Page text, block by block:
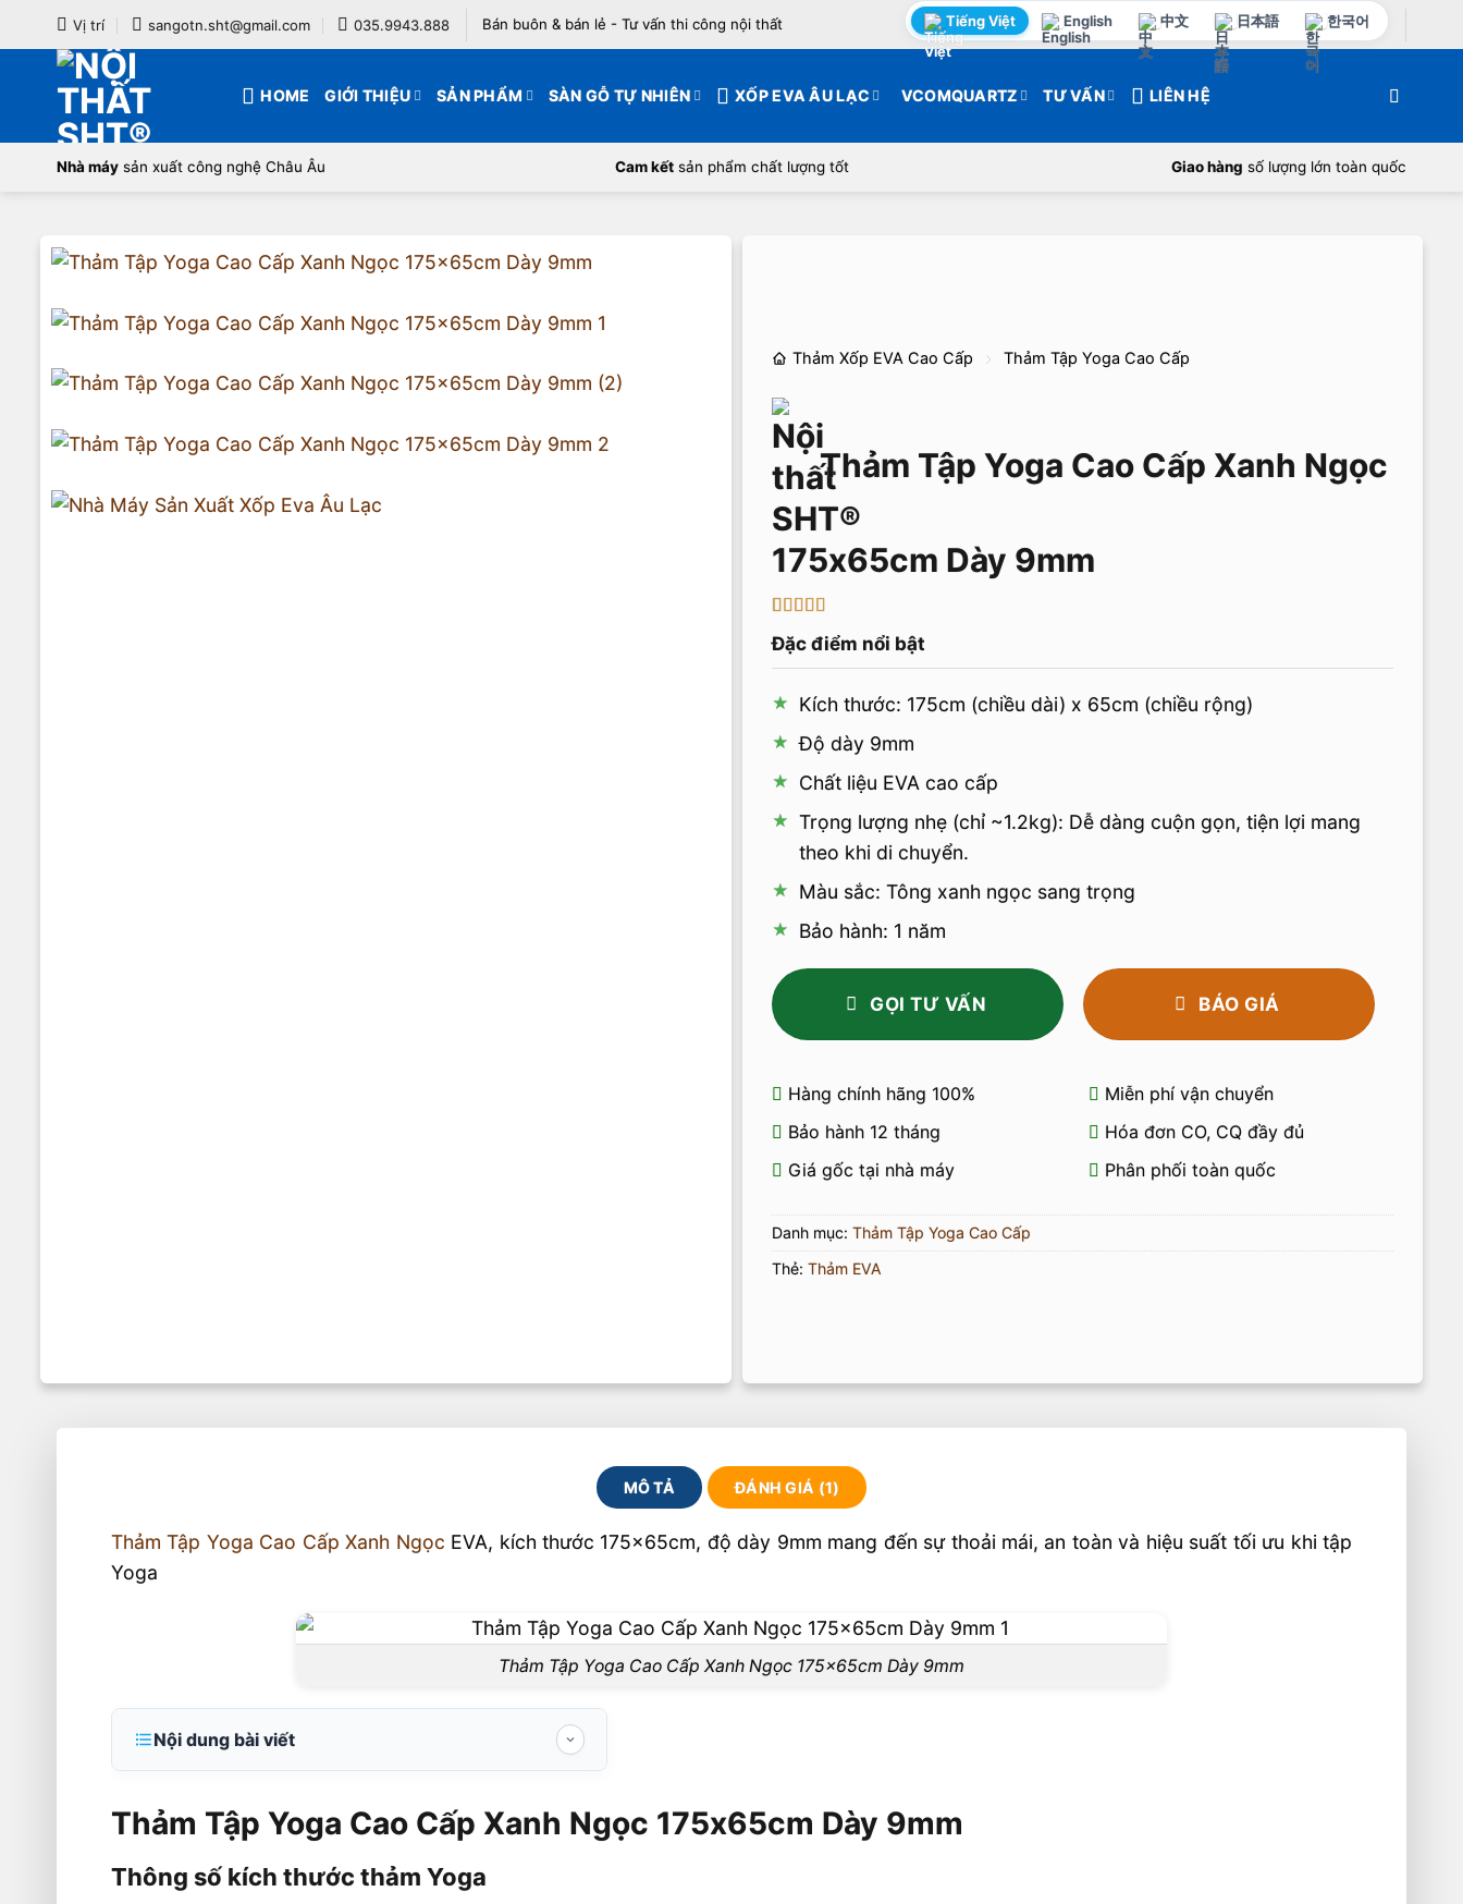
qua
Vị trí sangotn.sht@gmail.com 035.9943.888 Bán buôn & bán lẻ - Tư vấn thi công nội thất Tiếng Việt English 中文 日本語 한국어
HOME GIỚI THIỆU SẢN PHẨM SÀN GỖ TỰ NHIÊN XỐP EVA ÂU LẠC VCOMQUARTZ TƯ VẤN LIÊN HỆ
Nhà máy sản xuất công nghệ Châu Âu Cam kếtsản phẩm chất lượng tốt Giao hàng số lượng lớn toàn quốc
Thảm Xốp EVA Cao Cấp Thảm Tập Yoga Cao Cấp
Thảm Tập Yoga Cao Cấp Xanh Ngọc
175x65cm Dày 9mm
trên 5 dựa
trênđánh
giá
Đặc điểm nổi bật
Kích thước: 175cm (chiều dài) x 65cm (chiều rộng)
Độ dày 9mm
Chất liệu EVA cao cấp
Trọng lượng nhẹ (chỉ ~1.2kg): Dễ dàng cuộn gọn, tiện lợi mang
theo khi di chuyển.
Màu sắc: Tông xanh ngọc sang trọng
Bảo hành: 1 năm
GỌI TƯ VẤN BÁO GIÁ
Hàng chính hãng 100%
Miễn phí vận chuyển
Bảo hành 12 tháng
Hóa đơn CO, CQ đầy đủ
Giá gốc tại nhà máy
Phân phối toàn quốc
Danh mục: Thảm Tập Yoga Cao Cấp
Thẻ: Thảm EVA
MÔ TẢ ĐÁNH GIÁ (1)
Thảm Tập Yoga Cao Cấp Xanh Ngọc EVA, kích thước 175x65cm, độ dày 9mm mang đến sự thoải mái, an toàn và hiệu suất tối ưu khi tập
Yoga
Thảm Tập Yoga Cao Cấp Xanh Ngọc 175x65cm Dày 9mm
Nội dung bài viết
9mm
Ưu điểm thảm Yoga EVA Cao Cấp
Thảm Tập Yoga Cao Cấp Xanh Ngọc 175x65cm Dày 9mm
Thông số kích thước thảm Yoga